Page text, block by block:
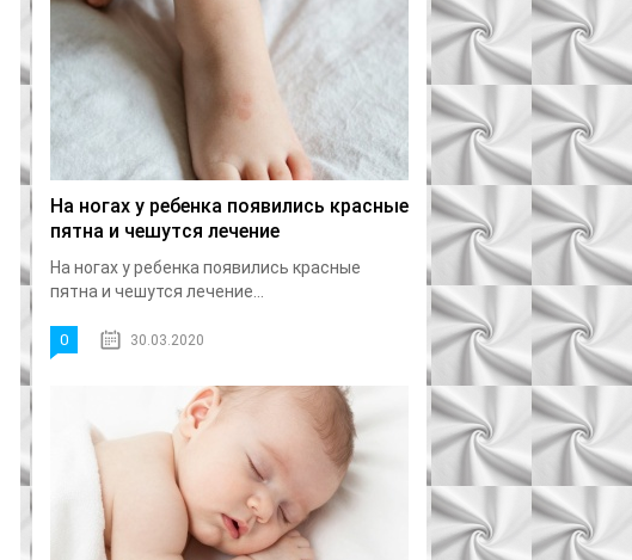
На ногах у ребенка появились красные
пятна и чешутся лечение
На ногах у ребенка появились красные
пятна и чешутся лечение...
0 30.03.2020